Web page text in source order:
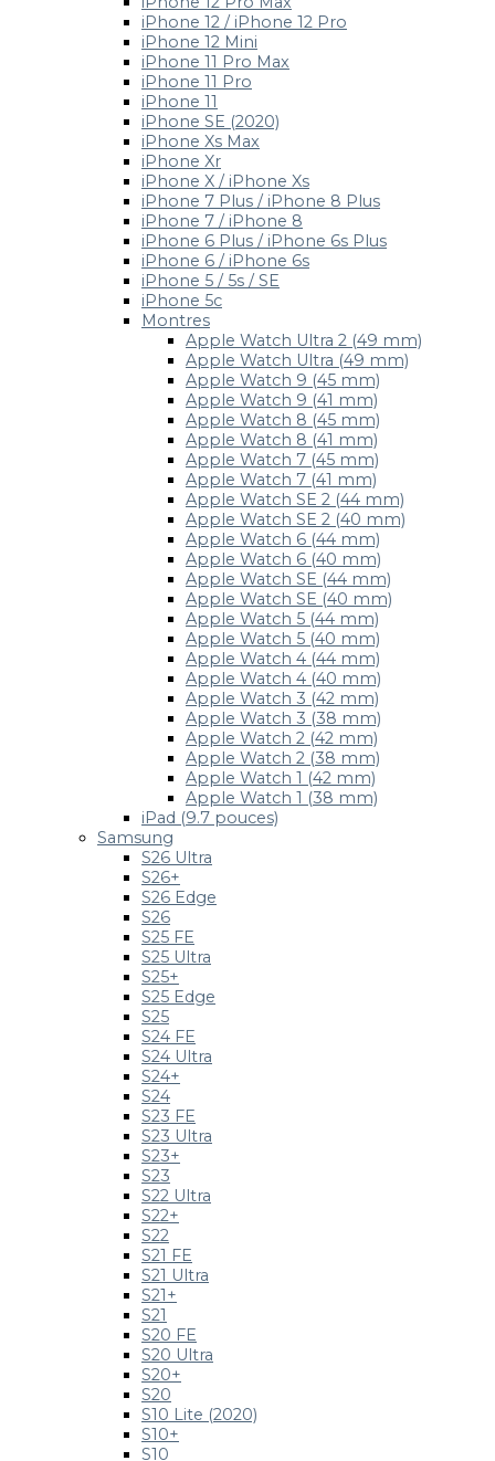
iPhone 12 / iPhone 12 Pro
iPhone 12 Mini
iPhone 11 Pro Max
iPhone 11 Pro
iPhone 11
iPhone SE (2020)
iPhone Xs Max
iPhone Xr
iPhone X / iPhone Xs
iPhone 7 Plus / iPhone 8 Plus
iPhone 7 / iPhone 8
iPhone 6 Plus / iPhone 6s Plus
iPhone 6 / iPhone 6s
iPhone 5 / 5s / SE
iPhone 5c
Montres
Apple Watch Ultra 2 (49 mm)
Apple Watch Ultra (49 mm)
Apple Watch 9 (45 mm)
Apple Watch 9 (41 mm)
Apple Watch 8 (45 mm)
Apple Watch 8 (41 mm)
Apple Watch 7 (45 mm)
Apple Watch 7 (41 mm)
Apple Watch SE 2 (44 mm)
Apple Watch SE 2 (40 mm)
Apple Watch 6 (44 mm)
Apple Watch 6 (40 mm)
Apple Watch SE (44 mm)
Apple Watch SE (40 mm)
Apple Watch 5 (44 mm)
Apple Watch 5 (40 mm)
Apple Watch 4 (44 mm)
Apple Watch 4 (40 mm)
Apple Watch 3 (42 mm)
Apple Watch 3 (38 mm)
Apple Watch 2 (42 mm)
Apple Watch 2 (38 mm)
Apple Watch 1 (42 mm)
Apple Watch 1 (38 mm)
iPad (9.7 pouces)
Samsung
S26 Ultra
S26+
S26 Edge
S26
S25 FE
S25 Ultra
S25+
S25 Edge
S25
S24 FE
S24 Ultra
S24+
S24
S23 FE
S23 Ultra
S23+
S23
S22 Ultra
S22+
S22
S21 FE
S21 Ultra
S21+
S21
S20 FE
S20 Ultra
S20+
S20
S10 Lite (2020)
S10+
S10